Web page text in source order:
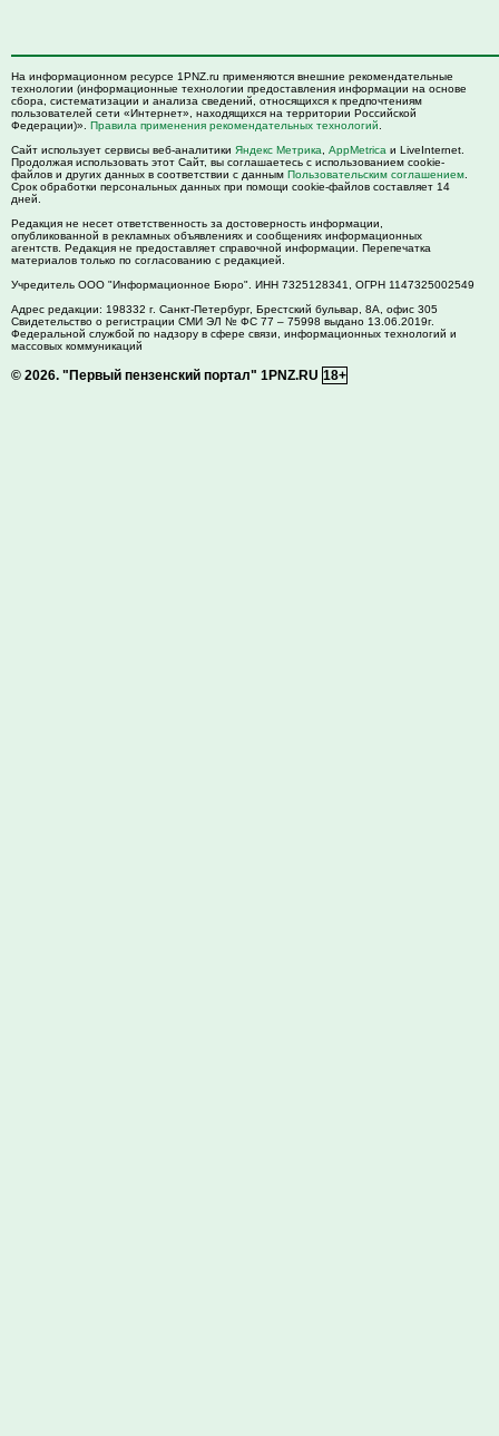
На информационном ресурсе 1PNZ.ru применяются внешние рекомендательные
технологии (информационные технологии предоставления информации на основе
сбора, систематизации и анализа сведений, относящихся к предпочтениям
пользователей сети «Интернет», находящихся на территории Российской
Федерации)». Правила применения рекомендательных технологий
Сайт использует сервисы веб-аналитики Яндекс Метрика AppMetrica и LiveInternet.
Продолжая использовать этот Сайт, вы соглашаетесь с использованием cookie-
файлов и других данных в соответствии с данным Пользовательским соглашением
Срок обработки персональных данных при помощи cookie-файлов составляет 14
дней.
Редакция не несет ответственность за достоверность информации,
опубликованной в рекламных объявлениях и сообщениях информационных
агентств. Редакция не предоставляет справочной информации. Перепечатка
материалов только по согласованию с редакцией.
Учредитель ООО "Информационное Бюро". ИНН 7325128341, ОГРН 1147325002549
Адрес редакции: 198332 г. Санкт-Петербург, Брестский бульвар, 8А, офис 305
Свидетельство о регистрации СМИ ЭЛ № ФС 77 – 75998 выдано 13.06.2019г.
Федеральной службой по надзору в сфере связи, информационных технологий и
массовых коммуникаций
© 2026. "Первый пензенский портал" 1PNZ.RU 18+